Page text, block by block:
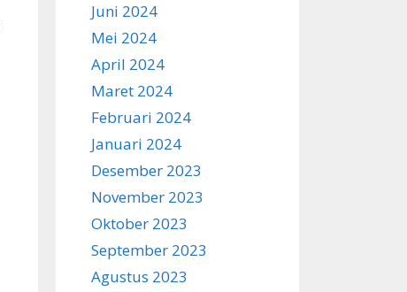
Juni 2024
Mei 2024
April 2024
Maret 2024
Februari 2024
Januari 2024
Desember 2023
November 2023
Oktober 2023
September 2023
Agustus 2023